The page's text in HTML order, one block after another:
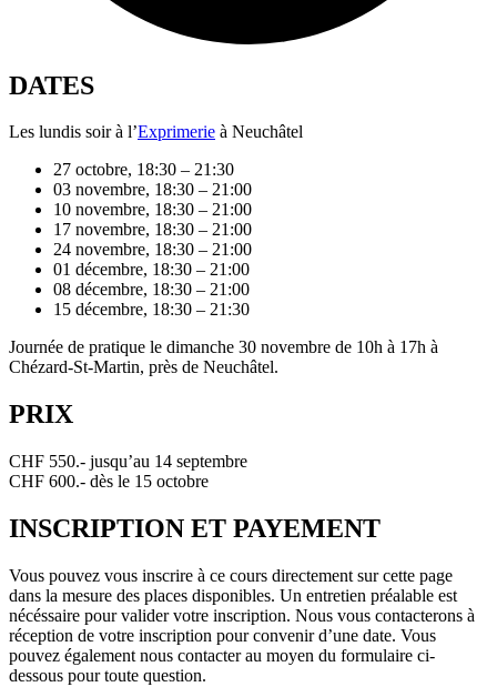
DATES
Les lundis soir à l’Exprimerie à Neuchâtel
27 octobre, 18:30 – 21:30
03 novembre, 18:30 – 21:00
10 novembre, 18:30 – 21:00
17 novembre, 18:30 – 21:00
24 novembre, 18:30 – 21:00
01 décembre, 18:30 – 21:00
08 décembre, 18:30 – 21:00
15 décembre, 18:30 – 21:30
Journée de pratique le dimanche 30 novembre de 10h à 17h à
Chézard-St-Martin, près de Neuchâtel.
PRIX
CHF 550.- jusqu’au 14 septembre
CHF 600.- dès le 15 octobre
INSCRIPTION ET PAYEMENT
Vous pouvez vous inscrire à ce cours directement sur cette page
dans la mesure des places disponibles. Un entretien préalable est
nécéssaire pour valider votre inscription. Nous vous contacterons à
réception de votre inscription pour convenir d’une date. Vous
pouvez également nous contacter au moyen du formulaire ci-
dessous pour toute question.